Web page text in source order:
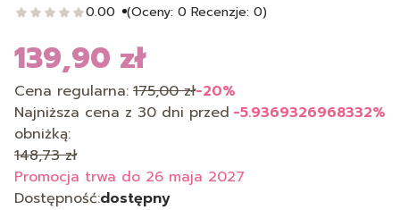
0.00 (Oceny: 0 Recenzje: 0)
139,90 zł
Cena regularna: 175,00 zł-20%
Najniższa cena z 30 dni przed
obniżką:
148,73 zł
-5.9369326968332%
Promocja trwa do 26 maja 2027
Dostępność:dostępny